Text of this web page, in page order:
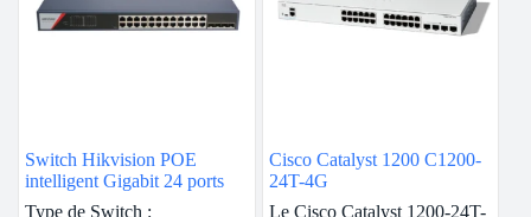
Switch Hikvision POE
intelligent Gigabit 24 ports
Type de Switch :
Cisco Catalyst 1200 C1200-
24T-4G
Le Cisco Catalyst 1200-24T-